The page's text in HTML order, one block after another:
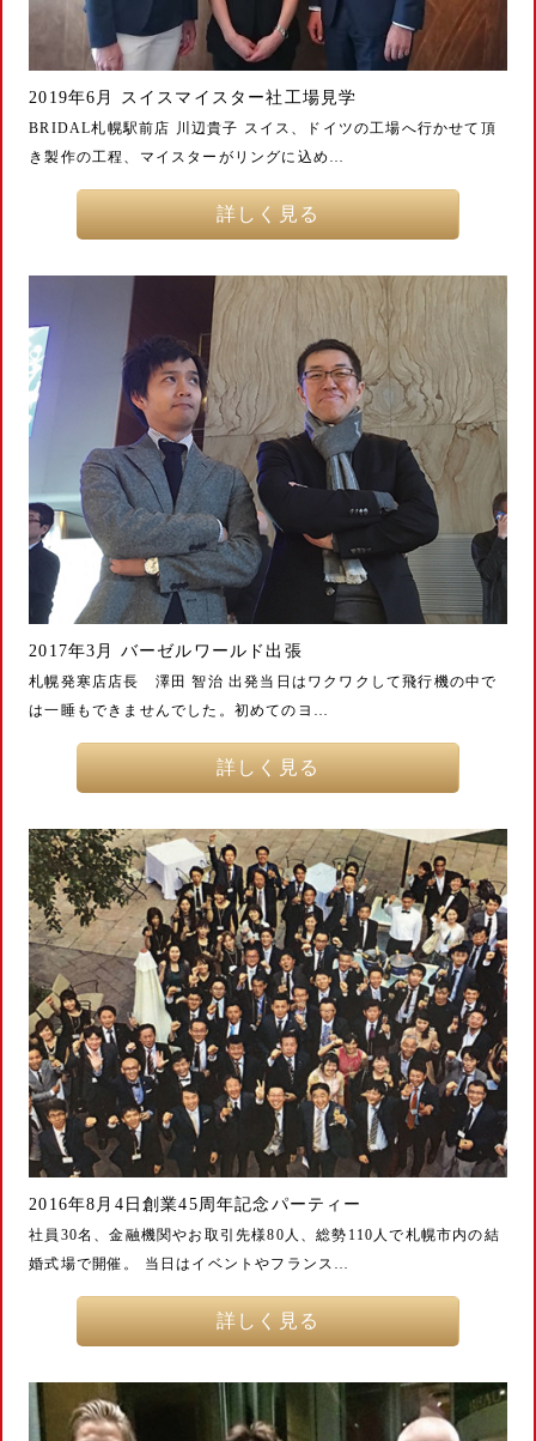
2019年6月 スイスマイスター社工場見学
BRIDAL札幌駅前店 川辺貴子 スイス、ドイツの工場へ行かせて頂
き製作の工程、マイスターがリングに込め…
詳しく見る
2017年3月 バーゼルワールド出張
札幌発寒店店長 澤田 智治 出発当日はワクワクして飛行機の中で
は一睡もできませんでした。初めてのヨ…
詳しく見る
2016年8月4日創業45周年記念パーティー
社員30名、金融機関やお取引先様80人、総勢110人で札幌市内の結
婚式場で開催。 当日はイベントやフランス…
詳しく見る